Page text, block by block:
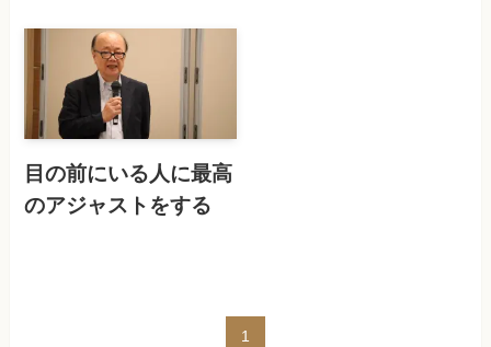
目の前にいる人に最高
のアジャストをする
1